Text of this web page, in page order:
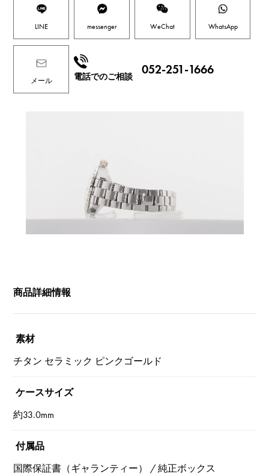
LINE messenger WeChat WhatsApp
メール 電話でのご相談
052-251-1666
商品詳細情報
素材
チタン セラミック ピンクゴールド
ケースサイズ
約33.0mm
付属品
国際保証書（ギャランティー） / 純正ボックス